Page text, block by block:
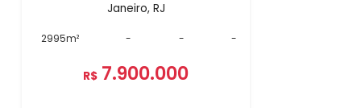
Janeiro, RJ
2995m² - - -
R$ 7.900.000